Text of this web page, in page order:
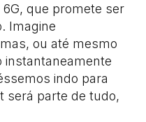
que promete ser
Imagine
ou até mesmo
instantaneamente
indo para
será parte de tudo,